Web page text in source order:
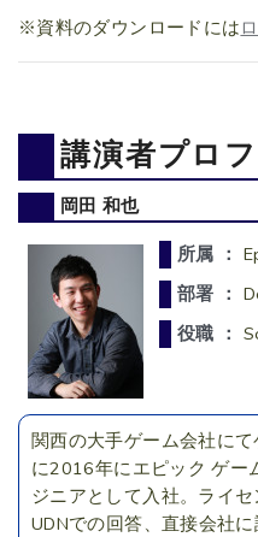
※資料のダウンロードには
講演者プロ
岡田 和也
所属 ：
部署 ：
役職 ：
関西の大手ゲーム会社に
に2016年にエピック ゲー
ジニアとして入社。ライ
UDNでの回答、直接会社